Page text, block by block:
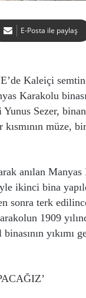
E-Posta ile paylaş
Kaleiçi
Karakolu
Sezer,
müze,
anılan
ikinci bina
sonra terk
1909
yıkımı